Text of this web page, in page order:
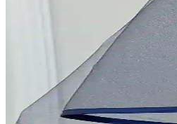
Ecrin Tuhafiye Hobi Damat
Yüksek kaliteli malzemelerden
ZEYMERADE Bordo 174
ZEYMERADE'nin 174 parçalık
Rima Tasarım Dökülmeyen